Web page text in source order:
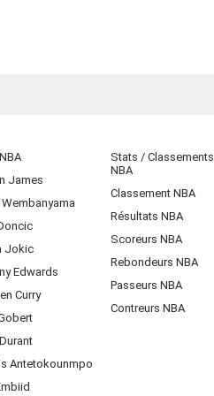
James
Jokic
Edwards
Curry
Antetokounmpo
Stats / Classements
NBA
Classement NBA
Résultats NBA
Scoreurs NBA
Rebondeurs NBA
Passeurs NBA
Contreurs NBA